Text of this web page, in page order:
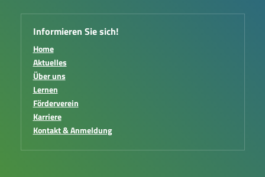
Informieren Sie sich!
Home
Aktuelles
Über uns
Lernen
Förderverein
Karriere
Kontakt & Anmeldung